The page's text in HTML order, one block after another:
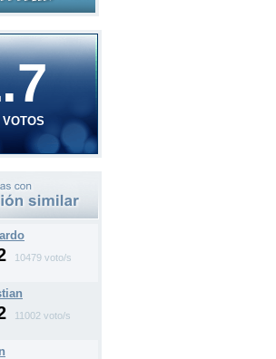
VOTOS
10479 voto/s
11002 voto/s